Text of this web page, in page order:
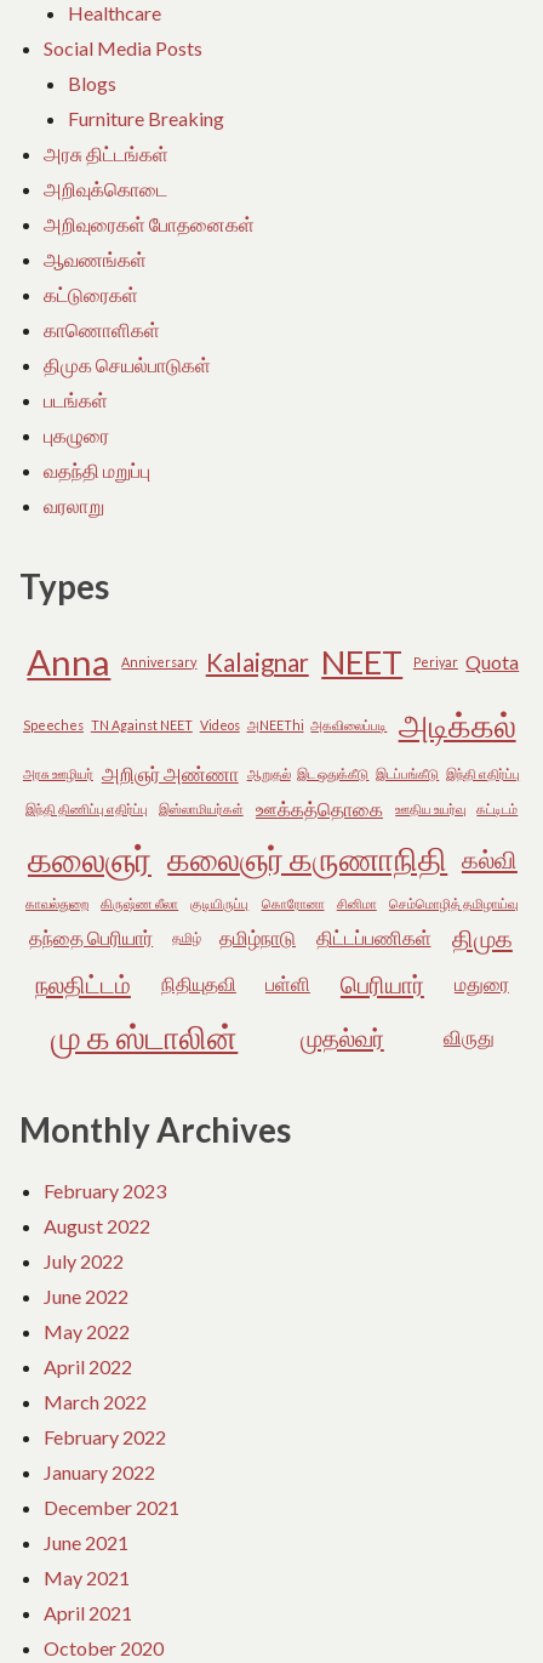
Healthcare
Social Media Posts
Blogs
Furniture Breaking
அரசு திட்டங்கள்
அறிவுக்கொடை
அறிவுரைகள் போதனைகள்
ஆவணங்கள்
கட்டுரைகள்
காணொளிகள்
திமுக செயல்பாடுகள்
படங்கள்
புகழுரை
வதந்தி மறுப்பு
வரலாறு
Types
Anna Anniversary Kalaignar NEET Periyar Quota
Speeches TN Against NEET Videos அNEEThi அகவிலைப்படி அடிக்கல்
அரசு ஊழியர் அறிஞர் அண்ணா ஆறுதல் இட ஒதுக்கீடு இடப்பங்கீடு இந்தி எதிர்ப்பு
இந்தி திணிப்பு எதிர்ப்பு இஸ்லாமியர்கள் ஊக்கத்தொகை ஊதிய உயர்வு கட்டிடம்
கலைஞர் கலைஞர் கருணாநிதி கல்வி
காவல்துறை கிருஷ்ண லீலா குடியிருப்பு கொரோனா சினிமா செம்மொழித் தமிழாய்வு
தந்தை பெரியார் தமிழ் தமிழ்நாடு திட்டப்பணிகள்
திமுக
நலதிட்டம்
நிதியுதவி பள்ளி பெரியார் மதுரை
மு க ஸ்டாலின் முதல்வர் விருது
Monthly Archives
February 2023
August 2022
July 2022
June 2022
May 2022
April 2022
March 2022
February 2022
January 2022
December 2021
June 2021
May 2021
April 2021
October 2020